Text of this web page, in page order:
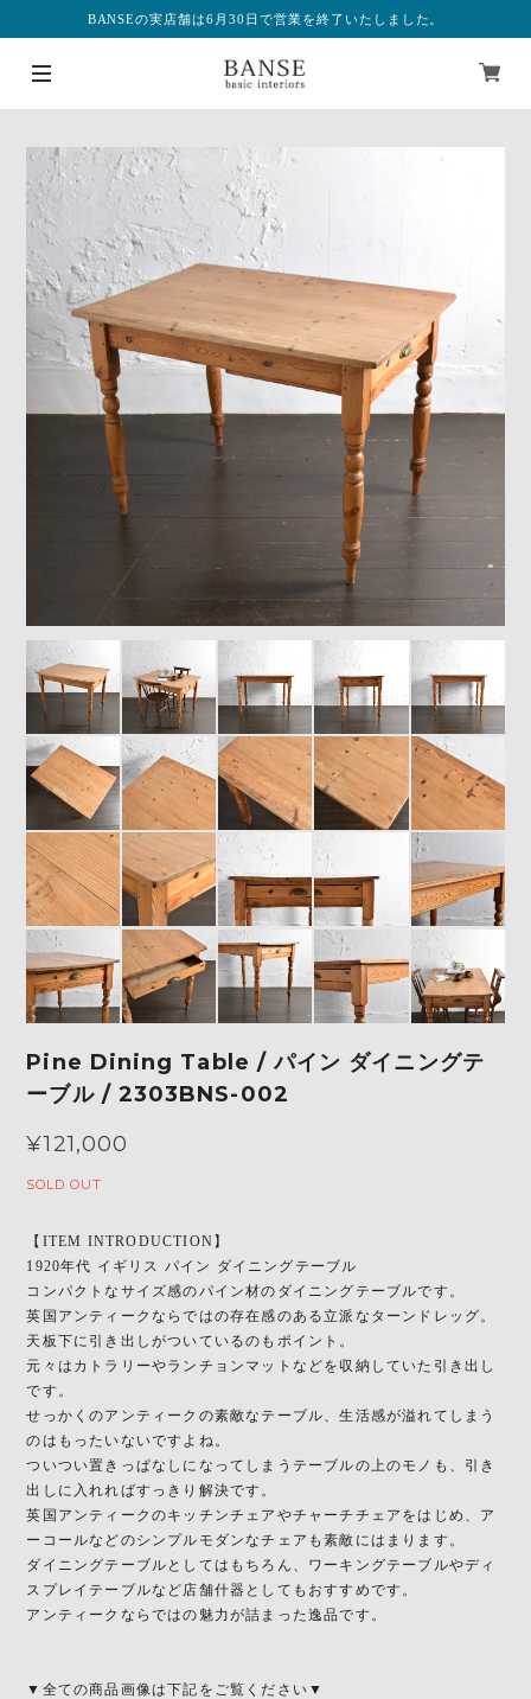
BANSEの実店舗は6月30日で営業を終了いたしました。
Pine Dining Table / パイン ダイニングテ
ーブル / 2303BNS-002
¥121,000
SOLD OUT
【ITEM INTRODUCTION】
1920年代 イギリス パイン ダイニングテーブル
コンパクトなサイズ感のパイン材のダイニングテーブルです。
英国アンティークならではの存在感のある立派なターンドレッグ。
天板下に引き出しがついているのもポイント。
元々はカトラリーやランチョンマットなどを収納していた引き出し
です。
せっかくのアンティークの素敵なテーブル、生活感が溢れてしまう
のはもったいないですよね。
ついつい置きっぱなしになってしまうテーブルの上のモノも、引き
出しに入れればすっきり解決です。
英国アンティークのキッチンチェアやチャーチチェアをはじめ、ア
ーコールなどのシンプルモダンなチェアも素敵にはまります。
ダイニングテーブルとしてはもちろん、ワーキングテーブルやディ
スプレイテーブルなど店舗什器としてもおすすめです。
アンティークならではの魅力が詰まった逸品です。
▼全ての商品画像は下記をご覧ください▼